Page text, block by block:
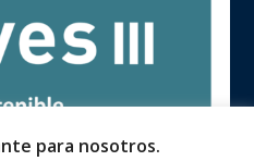
para nosotros.